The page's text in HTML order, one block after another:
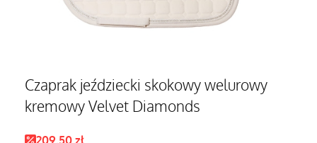
Czaprak jeździecki skokowy welurowy
kremowy Velvet Diamonds
Cena promocyjna
209,50 zł